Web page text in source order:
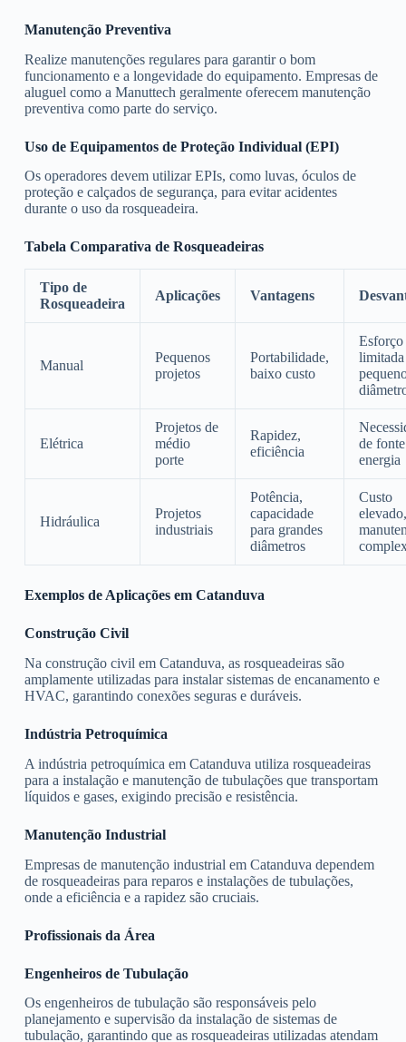
Manutenção Preventiva
Realize manutenções regulares para garantir o bom
funcionamento e a longevidade do equipamento. Empresas de
aluguel como a Manuttech geralmente oferecem manutenção
preventiva como parte do serviço.
Uso de Equipamentos de Proteção Individual (EPI)
Os operadores devem utilizar EPIs, como luvas, óculos de
proteção e calçados de segurança, para evitar acidentes
durante o uso da rosqueadeira.
Tabela Comparativa de Rosqueadeiras
Tipo de
Rosqueadeira
Aplicações Vantagens
Manual
Pequenos
projetos
Portabilidade,
baixo custo
limitada
Elétrica
Projetos de
médio
porte
Rapidez,
eficiência
de
energia
Hidráulica
Projetos
industriais
Potência,
capacidade
para grandes
diâmetros
Custo
elevado,
Exemplos de Aplicações em Catanduva
Construção Civil
Na construção civil em Catanduva, as rosqueadeiras são
amplamente utilizadas para instalar sistemas de encanamento e
HVAC, garantindo conexões seguras e duráveis.
Indústria Petroquímica
A indústria petroquímica em Catanduva utiliza rosqueadeiras
para a instalação e manutenção de tubulações que transportam
líquidos e gases, exigindo precisão e resistência.
Manutenção Industrial
Empresas de manutenção industrial em Catanduva dependem
de rosqueadeiras para reparos e instalações de tubulações,
onde a eficiência e a rapidez são cruciais.
Profissionais da Área
Engenheiros de Tubulação
Os engenheiros de tubulação são responsáveis pelo
planejamento e supervisão da instalação de sistemas de
tubulação, garantindo que as rosqueadeiras utilizadas atendam